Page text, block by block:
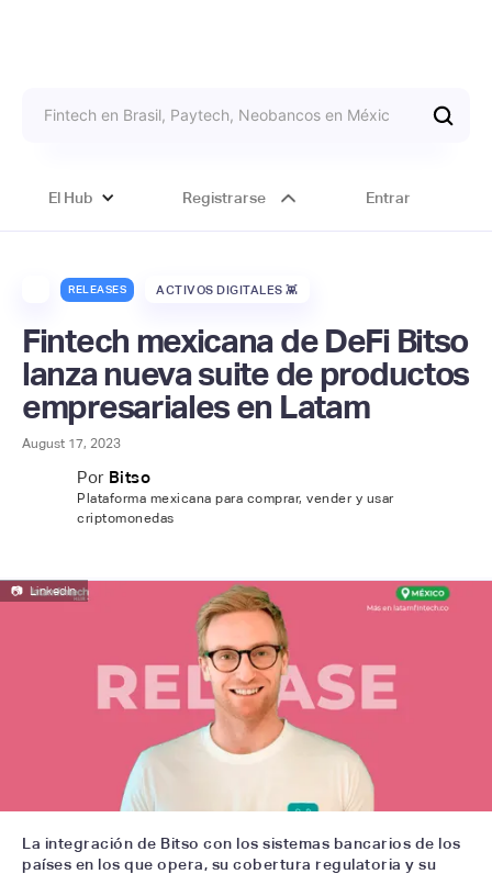
El Hub Registrarse Entrar
RELEASES ACTIVOS DIGITALES 👾
Fintech mexicana de DeFi Bitso
lanza nueva suite de productos
empresariales en Latam
August 17, 2023
Por Bitso
Plataforma mexicana para comprar, vender y usar
criptomonedas
📷 LinkedIn
La integración de Bitso con los sistemas bancarios de los
países en los que opera, su cobertura regulatoria y su